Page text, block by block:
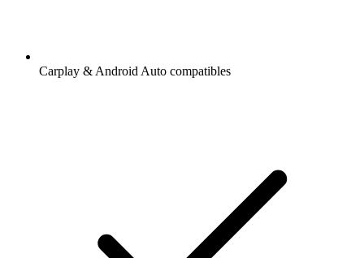
Carplay & Android Auto compatibles